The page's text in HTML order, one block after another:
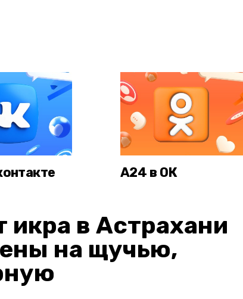
А24 в ОК
икра в Астрахани
на щучью,